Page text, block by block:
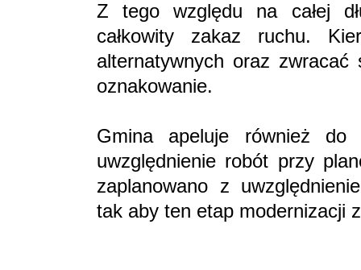
Z tego względu na całej
całkowity zakaz ruchu.
alternatywnych oraz
oznakowanie.
Gmina apeluje również do
uwzględnienie robót przy
zaplanowano z
tak aby ten etap modernizacji